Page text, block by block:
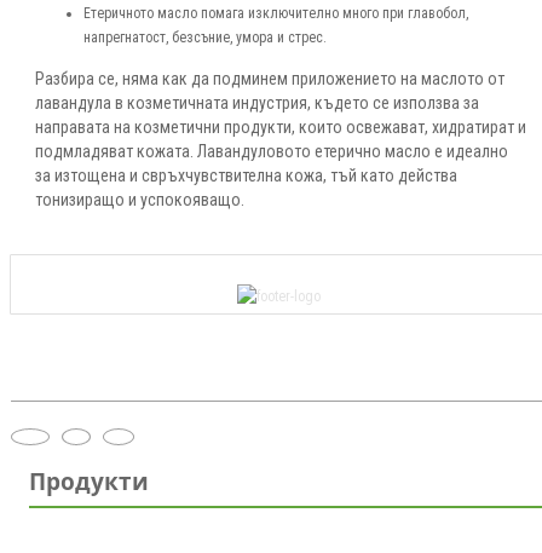
Етеричното масло помага изключително много при главобол,
напрегнатост, безсъние, умора и стрес.
Разбира се, няма как да подминем приложението на маслото от
лавандула в козметичната индустрия, където се използва за
направата на козметични продукти, които освежават, хидратират и
подмладяват кожата. Лавандуловото етерично масло е идеално
за изтощена и свръхчувствителна кожа, тъй като действа
тонизиращо и успокояващо.
Продукти